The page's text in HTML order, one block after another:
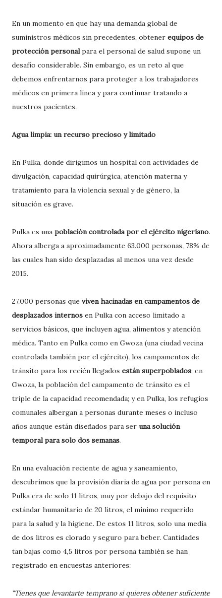
En un momento en que hay una demanda global de
suministros médicos sin precedentes, obtener equipos de
protección personalpara el personal de salud supone un
desafío considerable. Sin embargo, es un reto al que
debemos enfrentarnos para proteger a los trabajadores
médicos en primera línea y para continuar tratando a
nuestros pacientes.
Agua limpia: un recurso precioso y limitado
En Pulka, donde dirigimos un hospital con actividades de
divulgación, capacidad quirúrgica, atención materna y
tratamiento para la violencia sexual y de género, la
situación es grave.
Pulka es una población controlada por el ejército nigeriano.
Ahora alberga a aproximadamente 63.000 personas, 78% de
las cuales han sido desplazadas al menos una vez desde
2015.
27.000 personas que viven hacinadas en campamentos de
desplazados internos en Pulka con acceso limitado a
servicios básicos, que incluyen agua, alimentos y atención
médica. Tanto en Pulka como en Gwoza (una ciudad vecina
controlada también por el ejército), los campamentos de
tránsito para los recién llegados están superpoblados; en
Gwoza, la población del campamento de tránsito es el
triple de la capacidad recomendada; y en Pulka, los refugios
comunales albergan a personas durante meses o incluso
años aunque están diseñados para ser una solución
temporal para solo dos semanas.
En una evaluación reciente de agua y saneamiento,
descubrimos que la provisión diaria de agua por persona en
Pulka era de solo 11 litros, muy por debajo del requisito
estándar humanitario de 20 litros, el mínimo requerido
para la salud y la higiene. De estos 11 litros, solo una media
de dos litros es clorado y seguro para beber. Cantidades
tan bajas como 4,5 litros por persona también se han
registrado en encuestas anteriores:
"Tienes que levantarte temprano si quieres obtener suficiente